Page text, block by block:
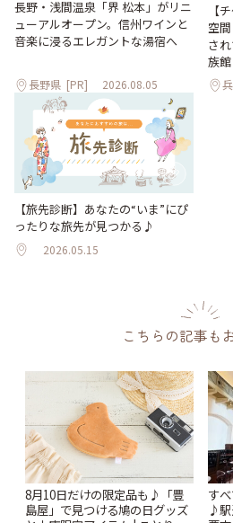
長野・浅間温泉「界 松本」がリニ
ューアルオープン。信州ワインと
音楽に浸るエレガントな湯宿へ
長野県 [PR] 2026.08.05
【
空
さ
族
【旅先診断】あなたの“いま”にぴ
ったりな旅先が見つかる♪
2026.05.15
こちらの記事も
8月10日だけの限定品も♪「豊
島屋」で見つける鳩の日グッズ
す
♪駅